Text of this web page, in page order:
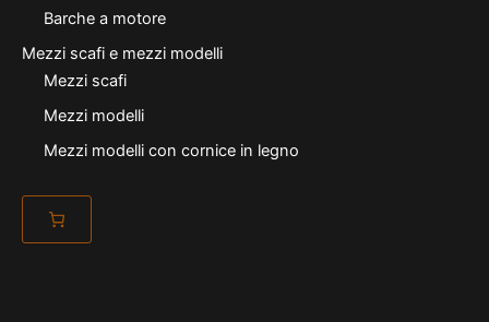
Barche a motore
Mezzi scafi e mezzi modelli
Mezzi scafi
Mezzi modelli
Mezzi modelli con cornice in legno